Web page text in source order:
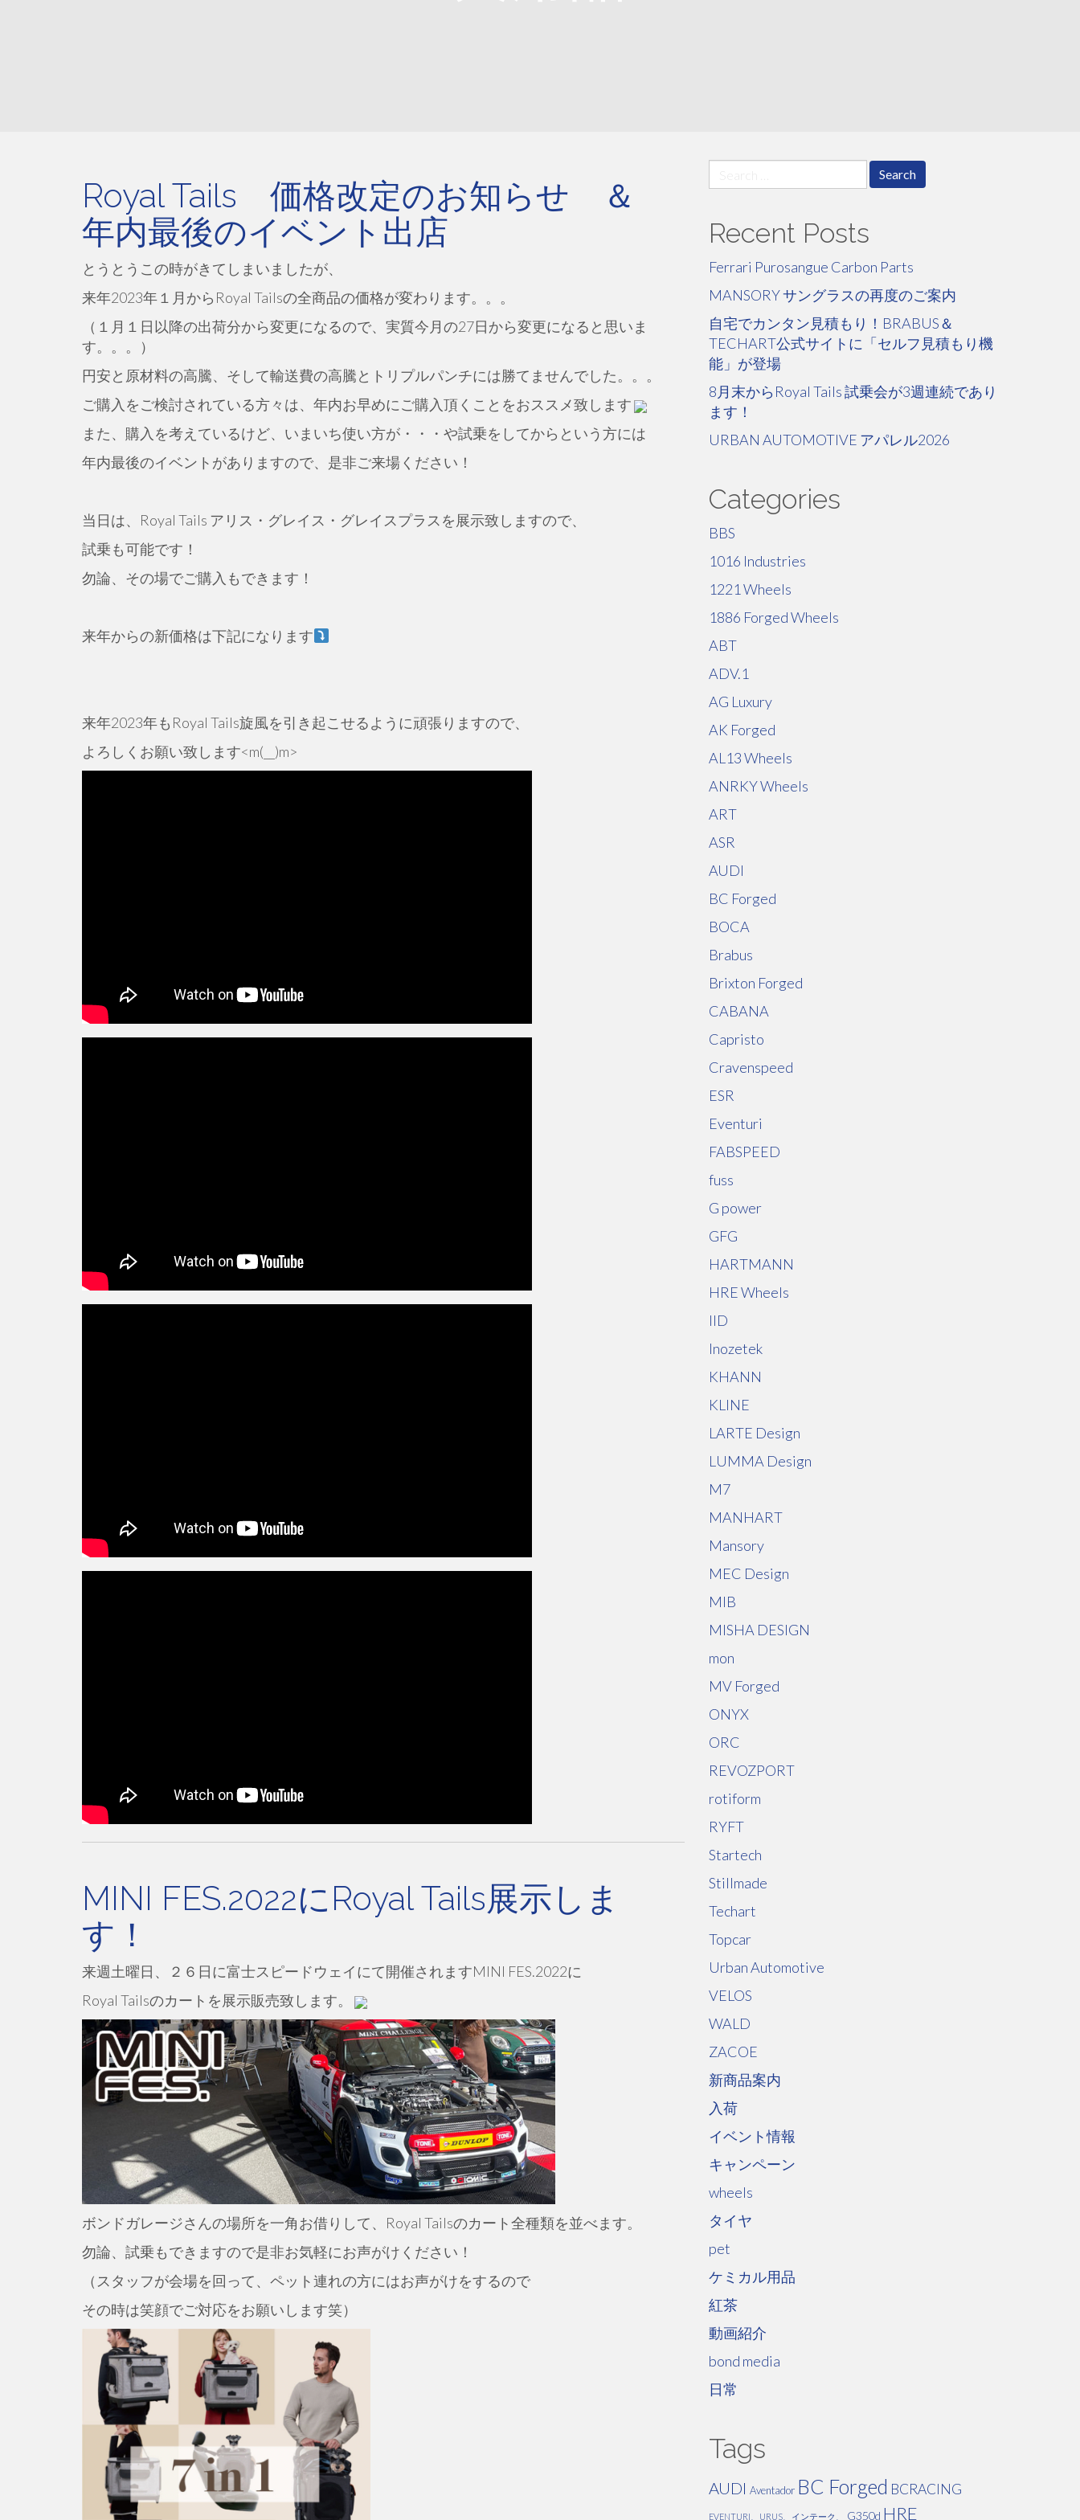
Royal Tails 価格改定のお知らせ ＆
年内最後のイベント出店
とうとうこの時がきてしまいましたが、
来年2023年１月からRoyal Tailsの全商品の価格が変わります。。。
（１月１日以降の出荷分から変更になるので、実質今月の27日から変更になると思いま
す。。。）
円安と原材料の高騰、そして輸送費の高騰とトリプルパンチには勝てませんでした。。。
ご購入をご検討されている方々は、年内お早めにご購入頂くことをおススメ致します
また、購入を考えているけど、いまいち使い方が・・・や試乗をしてからという方には
年内最後のイベントがありますので、是非ご来場ください！
当日は、Royal Tails アリス・グレイス・グレイスプラスを展示致しますので、
試乗も可能です！
勿論、その場でご購入もできます！
来年からの新価格は下記になります
来年2023年もRoyal Tails旋風を引き起こせるように頑張りますので、
よろしくお願い致します<m(__)m>
MINI FES.2022にRoyal Tails展示しま
す！
来週土曜日、２６日に富士スピードウェイにて開催されますMINI FES.2022に
Royal Tailsのカートを展示販売致します。
ボンドガレージさんの場所を一角お借りして、Royal Tailsのカート全種類を並べます。
勿論、試乗もできますので是非お気軽にお声がけください！
（スタッフが会場を回って、ペット連れの方にはお声がけをするので
その時は笑顔でご対応をお願いします笑）
for:
Recent Posts
Ferrari Purosangue Carbon Parts
MANSORY サングラスの再度のご案内
自宅でカンタン見積もり！BRABUS＆
TECHART公式サイトに「セルフ見積もり機
能」が登場
8月末からRoyal Tails 試乗会が3週連続であり
ます！
URBAN AUTOMOTIVE アパレル2026
Categories
BBS
1016 Industries
1221 Wheels
1886 Forged Wheels
ABT
ADV.1
AG Luxury
AK Forged
AL13 Wheels
ANRKY Wheels
ART
ASR
AUDI
BC Forged
BOCA
Brabus
Brixton Forged
CABANA
Capristo
Cravenspeed
ESR
Eventuri
FABSPEED
fuss
G power
GFG
HARTMANN
HRE Wheels
IID
Inozetek
KHANN
KLINE
LARTE Design
LUMMA Design
M7
MANHART
Mansory
MEC Design
MIB
MISHA DESIGN
mon
MV Forged
ONYX
ORC
REVOZPORT
rotiform
RYFT
Startech
Stillmade
Techart
Topcar
Urban Automotive
VELOS
WALD
ZACOE
新商品案内
入荷
イベント情報
キャンペーン
wheels
タイヤ
pet
ケミカル用品
紅茶
動画紹介
bond media
日常
Tags
AUDI Aventador BC Forged BCRACING
EVENTURI、URUS、インテーク、 G350d HRE